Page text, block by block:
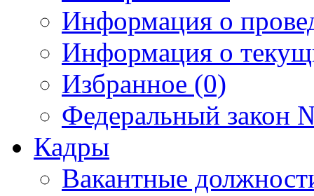
Информация о
Информация о
Избранное (0)
Федеральный закон
Кадры
Вакантные